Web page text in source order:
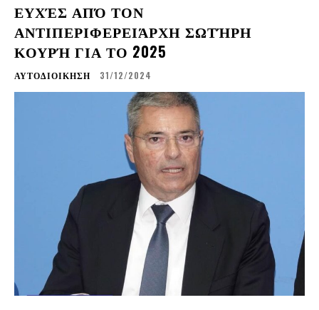
ΕΥΧΈΣ ΑΠΌ ΤΟΝ
ΑΝΤΙΠΕΡΙΦΕΡΕΙΆΡΧΗ ΣΩΤΉΡΗ
ΚΟΥΡΉ ΓΙΑ ΤΟ 2025
ΑΥΤΟΔΙΟΙΚΗΣΗ 31/12/2024